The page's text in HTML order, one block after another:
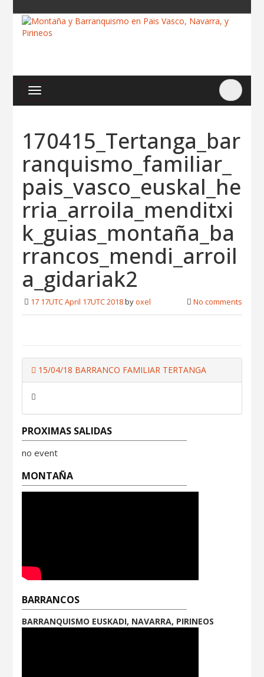
170415_Tertanga_bar
ranquismo_familiar_
pais_vasco_euskal_he
rria_arroila_menditxi
k_guias_montaña_ba
rrancos_mendi_arroil
a_gidariak2
17 17UTC April 17UTC 2018byoxel No comments
15/04/18 BARRANCO FAMILIAR TERTANGA
PROXIMAS SALIDAS
no event
MONTAÑA
BARRANCOS
BARRANQUISMO EUSKADI, NAVARRA, PIRINEOS